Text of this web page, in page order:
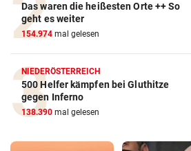
Das waren die heißesten Orte ++ So
geht es weiter
154.974 mal gelesen
NIEDERÖSTERREICH
500 Helfer kämpfen bei Gluthitze
gegen Inferno
138.390 mal gelesen